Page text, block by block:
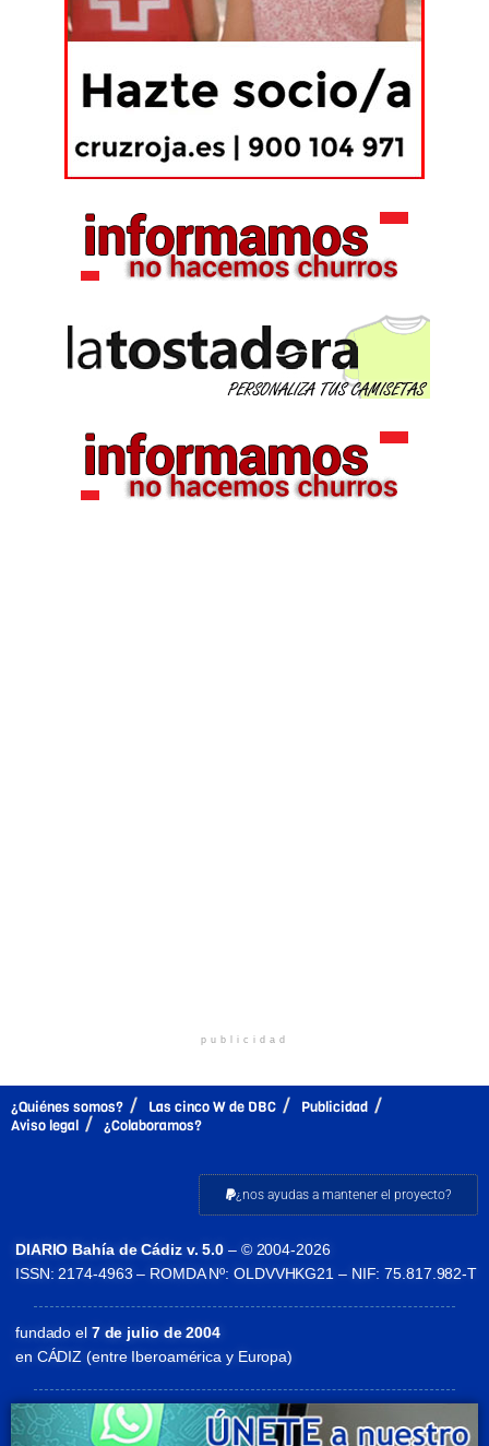
publicidad
¿Quiénes somos? Las cinco W de DBC
Publicidad
Aviso legal
¿Colaboramos?
¿nos ayudas a mantener el proyecto?
DIARIO Bahía de Cádiz v. 5.0 – © 2004-2026
ISSN: 2174-4963 – ROMDA Nº: OLDVVHKG21 – NIF: 75.817.982-T
fundado el7 de julio de 2004
en CÁDIZ (entre Iberoamérica y Europa)